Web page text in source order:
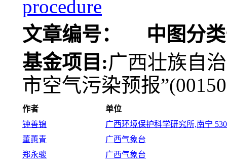
procedure
文章编号：
中图分
基金项目:广西壮族自
市空气污染预报
作者
单位
钟善锦
广西环境保护科学研究所,南宁
董蕙青
广西气象台
郑永骏
广西气象台